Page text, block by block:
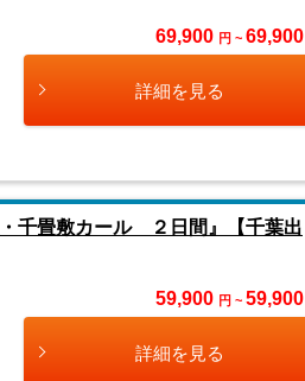
69,900 円 ~ 69,900
詳細を見る
千畳敷カール ２日間』【千葉出
59,900 円 ~ 59,900
詳細を見る